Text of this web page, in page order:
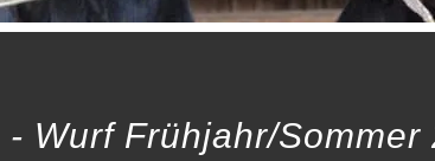
- Wurf Frühjahr/Sommer